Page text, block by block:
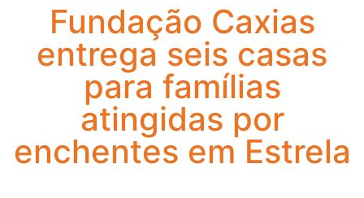
Fundação Caxias
entrega seis casas
para famílias
atingidas por
enchentes em Estrela